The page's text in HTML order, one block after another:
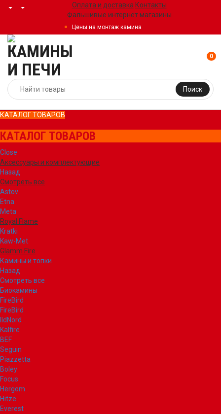
Оплата и доставка Контакты
Фальшивые интернет магазины
Цены на монтаж камина
Поиск
0
КАТАЛОГ ТОВАРОВ
КАТАЛОГ ТОВАРОВ
Close
Аксессуары и комплектующие
Назад
Смотреть все
Astov
Etna
Meta
Royal Flame
Kratki
Kaw-Met
Glamm Fire
Камины и топки
Назад
Смотреть все
Биокамины
FireBird
FireBird
IldNord
Kalfire
BEF
Seguin
Piazzetta
Boley
Focus
Hergom
Hitze
Everest